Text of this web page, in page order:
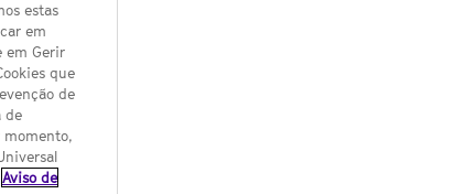
SCI FI Србија
NBC Universal Global Networks España S.L.U. All rights reserved.
estas
em
em Gerir
que
de
de
momento,
Aviso de